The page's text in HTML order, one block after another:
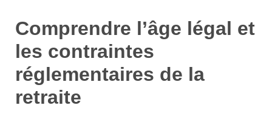
Comprendre l’âge légal et
les contraintes
réglementaires de la
retraite